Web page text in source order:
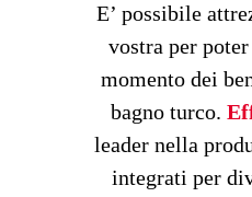
E’ possibile
vostra per
momento dei
bagno turco.
leader nella
integrati per